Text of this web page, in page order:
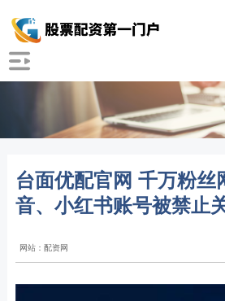
台面优配官网 千万粉丝
音、小红书账号被禁止
网站：配资网